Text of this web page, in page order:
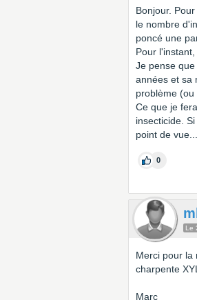
Bonjour.
le nombre
poncé une
Pour
Je pense
années et sa
problème (ou
Ce que je
insecticide.
point de
0
Le
Merci pour la
charpente
Marc